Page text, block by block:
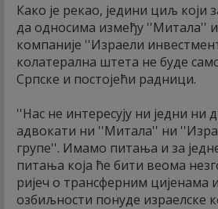
Како је рекао, једини циљ који
да односима између ''Митала'' и
компаније ''Израели
колатерална штета не буде
Српске и постојећи радници.
''Нас не интересују ни једни ни
адвокати ни ''Митала'' ни
групе''. Имамо питања и за
питања која ће бити веома
ријеч о трансферним цијенама
озбиљности понуде израелске